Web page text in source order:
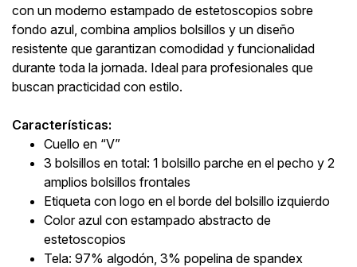
con un moderno estampado de estetoscopios sobre
fondo azul, combina amplios bolsillos y un diseño
resistente que garantizan comodidad y funcionalidad
durante toda la jornada. Ideal para profesionales que
buscan practicidad con estilo.
Características:
Cuello en “V”
3 bolsillos en total: 1 bolsillo parche en el pecho y 2
amplios bolsillos frontales
Etiqueta con logo en el borde del bolsillo izquierdo
Color azul con estampado abstracto de
estetoscopios
Tela: 97% algodón, 3% popelina de spandex